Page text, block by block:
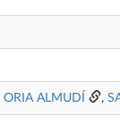
ALMUDÍ ,